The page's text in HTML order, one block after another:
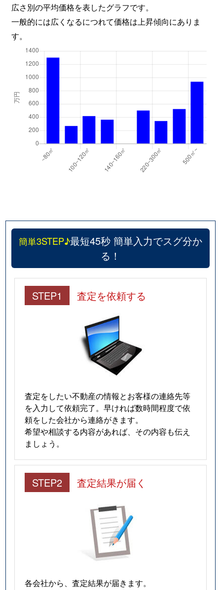
広さ別の平均価格を表したグラフです。
一般的には広くなるにつれて価格は上昇傾向にありま
す。
簡単3STEP♪最短45秒 簡単入力でスグ分か
る！
STEP1 査定を依頼する
査定をしたい不動産の情報とお客様の連絡先等
を入力して依頼完了。早ければ数時間程度で依
頼をした会社から連絡がきます。
希望や相談する内容があれば、その内容も伝え
ましょう。
STEP2 査定結果が届く
各会社から、査定結果が届きます。